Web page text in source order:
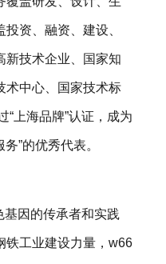
资、融资、建设、
新技术企业、国家知
术中心、国家技术标
“上海品牌”认证，成为
务”的优秀代表。
因的传承者和实践
铁工业建设力量，w66